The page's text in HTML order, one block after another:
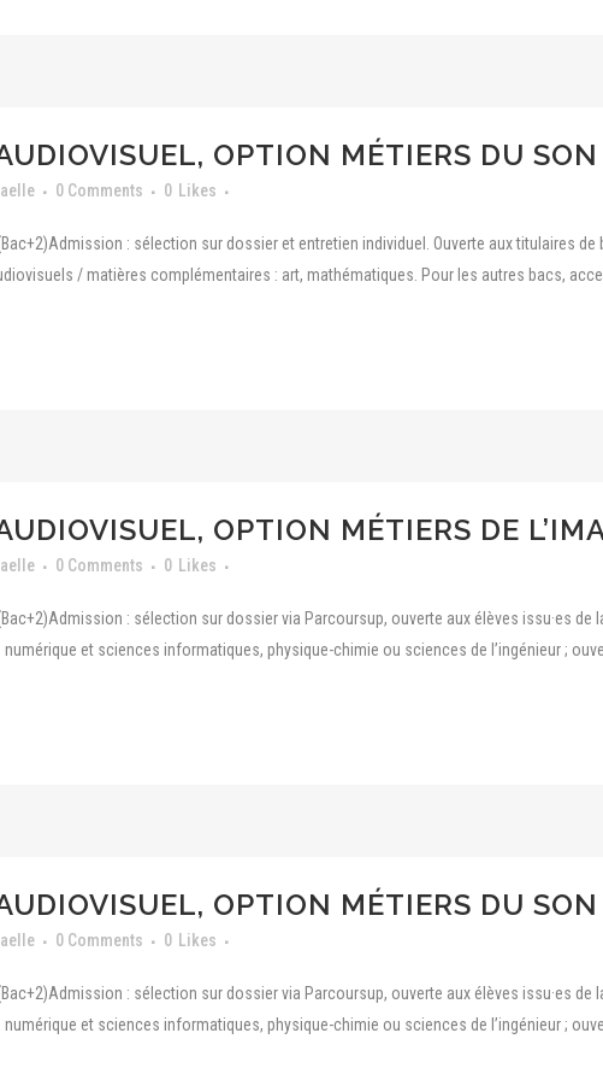
OPTION MÉTIERS DU SON
0 Comments 0 Likes
: sélection sur dossier et entretien individuel. Ouverte aux titulaires
/ matières complémentaires : art, mathématiques. Pour les autres bacs,
OPTION MÉTIERS DE
0 Comments 0 Likes
: sélection sur dossier via Parcoursup, ouverte aux élèves issu·es
et sciences informatiques, physique-chimie ou sciences de l’ingénieur ;
OPTION MÉTIERS DU SON
0 Comments 0 Likes
: sélection sur dossier via Parcoursup, ouverte aux élèves issu·es
et sciences informatiques, physique-chimie ou sciences de l’ingénieur ;